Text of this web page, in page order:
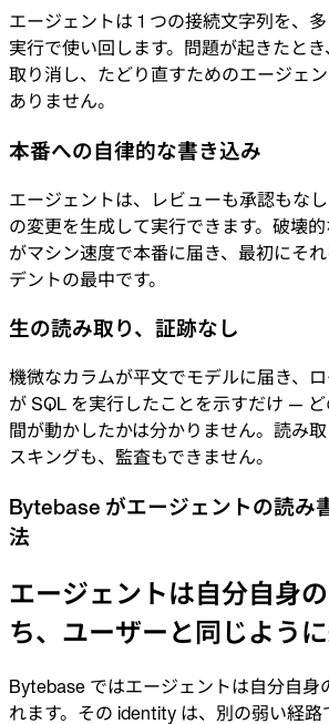
ゲーム
Web3
乗り換え
Jira
はじめに
Terraform
エージェントは 1 つの接続文字列を、
実行で使い回します。問題が起きたとき
取り消し、たどり直すためのエージェ
ありません。
本番への自律的な書き込み
エージェントは、レビューも承認もな
の変更を生成して実行できます。破壊
がマシン速度で本番に届き、最初にそ
デントの最中です。
生の読み取り、証跡なし
機微なカラムが平文でモデルに届き、
が SQL を実行したことを示すだけ —
間が動かしたかは分かりません。読み
スキングも、監査もできません。
Bytebase がエージェントの読み
法
エージェントは自分自身
ち、ユーザーと同じよう
Bytebase ではエージェントは自分自身
れます。その identity は、別の弱い経